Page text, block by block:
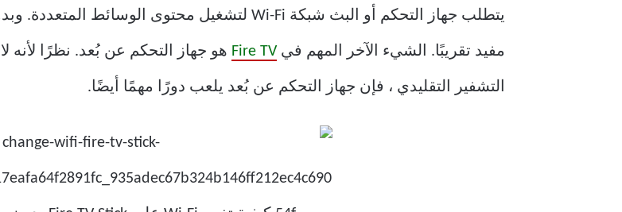
يتطلب جهاز التحكم أو البث شبكة Wi-Fi لتشغيل محتوى الوسائط المتعددة. وبدون ذلك ، فإن
مفيد تقريبًا. الشيء الآخر المهم في Fire TV هو جهاز التحكم عن بُعد. نظرًا لأنه
التشفير التقليدي ، فإن جهاز التحكم عن بُعد يلعب دورًا مهمًا أيضًا.